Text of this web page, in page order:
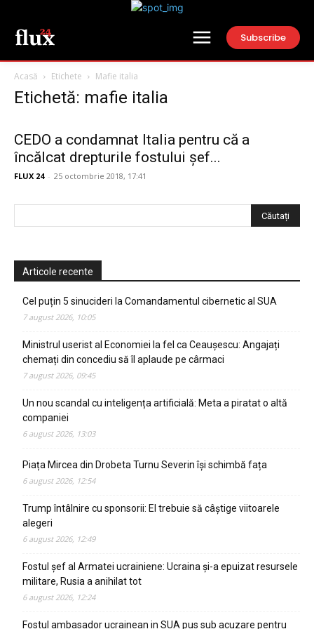
Subscribe
Acasă Etichete Mafie italia
Etichetă: mafie italia
CEDO a condamnat Italia pentru că a
încălcat drepturile fostului șef...
FLUX 24 - 25 octombrie 2018, 17:41
Articole recente
Cel puțin 5 sinucideri la Comandamentul cibernetic al SUA
7 august 2026, 10:05
Ministrul userist al Economiei la fel ca Ceaușescu: Angajați
chemați din concediu să îl aplaude pe cârmaci
7 august 2026, 09:45
Un nou scandal cu inteligența artificială: Meta a piratat o altă
companiei
6 august 2026, 13:03
Piața Mircea din Drobeta Turnu Severin își schimbă fața
6 august 2026, 12:54
Trump întâlnire cu sponsorii: El trebuie să câștige viitoarele
alegeri
6 august 2026, 12:49
Fostul șef al Armatei ucrainiene: Ucraina și-a epuizat resursele
militare, Rusia a anihilat tot
6 august 2026, 12:24
Fostul ambasador ucrainean in SUA pus sub acuzare pentru